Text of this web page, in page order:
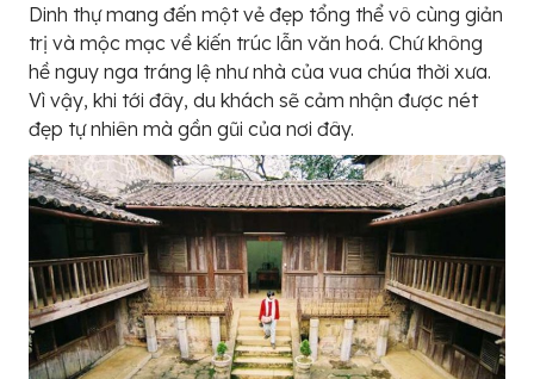
Dinh thự mang đến một vẻ đẹp tổng thể vô cùng giản
trị và mộc mạc về kiến trúc lẫn văn hoá. Chứ không
hề nguy nga tráng lệ như nhà của vua chúa thời xưa.
Vì vậy, khi tới đây, du khách sẽ cảm nhận được nét
đẹp tự nhiên mà gần gũi của nơi đây.